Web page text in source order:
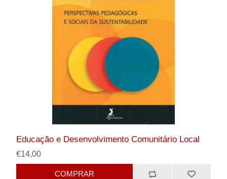
Educação e Desenvolvimento Comunitário Local
€14,00
COMPRAR